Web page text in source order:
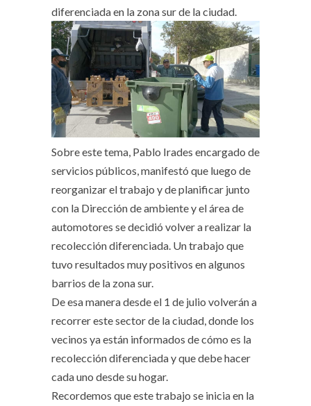
diferenciada en la zona sur de la ciudad.
Sobre este tema, Pablo Irades encargado de
servicios públicos, manifestó que luego de
reorganizar el trabajo y de planificar junto
con la Dirección de ambiente y el área de
automotores se decidió volver a realizar la
recolección diferenciada. Un trabajo que
tuvo resultados muy positivos en algunos
barrios de la zona sur.
De esa manera desde el 1 de julio volverán a
recorrer este sector de la ciudad, donde los
vecinos ya están informados de cómo es la
recolección diferenciada y que debe hacer
cada uno desde su hogar.
Recordemos que este trabajo se inicia en la